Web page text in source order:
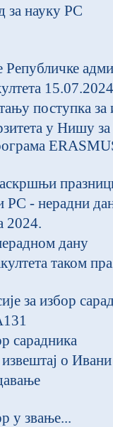
науку РС
поступка за
у Нишу
РС - нерадни
2024.
дану
таком
за избор
сарадника
извештај о
у звање...